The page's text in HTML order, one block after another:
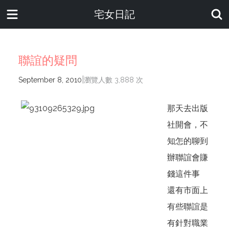
宅女日記
聯誼的疑問
September 8, 2010 瀏覽人數 3,888 次
那天去出版
社開會，不
知怎的聊到
辦聯誼會賺
錢這件事
還有市面上
有些聯誼是
有針對職業